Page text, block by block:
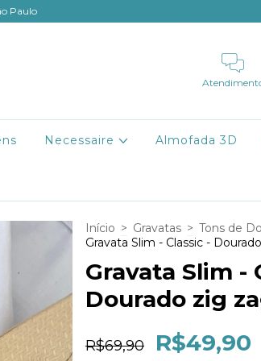
Paulo
Necessaire Almofada 3D
Início > Gravatas > Tons de
Gravata Slim - Classic -
Gravata Slim -
Dourado zig
R$69,90 R$49,90